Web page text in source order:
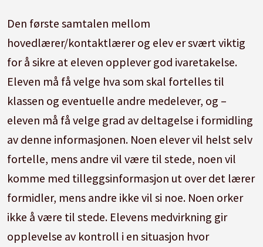
Den første samtalen mellom
hovedlærer/kontaktlærer og elev er svært viktig
for å sikre at eleven opplever god ivaretakelse.
Eleven må få velge hva som skal fortelles til
klassen og eventuelle andre medelever, og –
eleven må få velge grad av deltagelse i formidling
av denne informasjonen. Noen elever vil helst selv
fortelle, mens andre vil være til stede, noen vil
komme med tilleggsinformasjon ut over det lærer
formidler, mens andre ikke vil si noe. Noen orker
ikke å være til stede. Elevens medvirkning gir
opplevelse av kontroll i en situasjon hvor